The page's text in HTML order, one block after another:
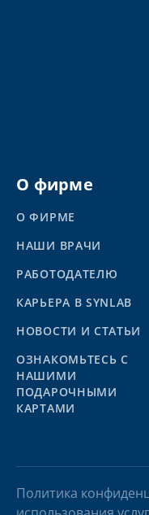
О фирме
О ФИРМЕ
НАШИ ВРАЧИ
РАБОТОДАТЕЛЮ
КАРЬЕРА В SYNLAB
НОВОСТИ И СТАТЬИ
ОЗНАКОМЬТЕСЬ С
НАШИМИ
ПОДАРОЧНЫМИ
КАРТАМИ
Политика